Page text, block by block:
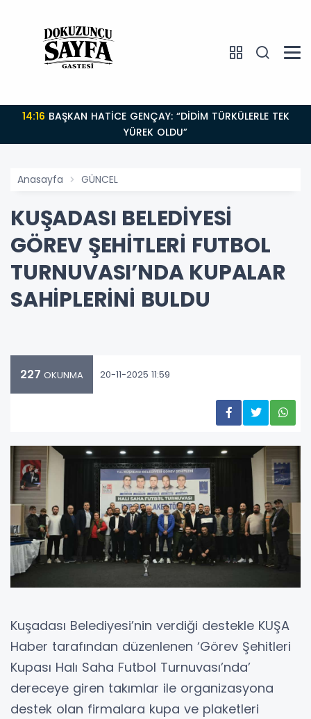
14:16
YÜREK OLDU”
Anasayfa GÜNCEL
KUŞADASI BELEDİYESİ
GÖREV ŞEHİTLERİ FUTBOL
TURNUVASI’NDA KUPALAR
SAHİPLERİNİ BULDU
227 OKUNMA 20-11-2025 11:59
Kuşadası Belediyesi’nin verdiği destekle KUŞA
Haber tarafından düzenlenen ‘Görev Şehitleri
Kupası Halı Saha Futbol Turnuvası’nda’
dereceye giren takımlar ile organizasyona
destek olan firmalara kupa ve plaketleri